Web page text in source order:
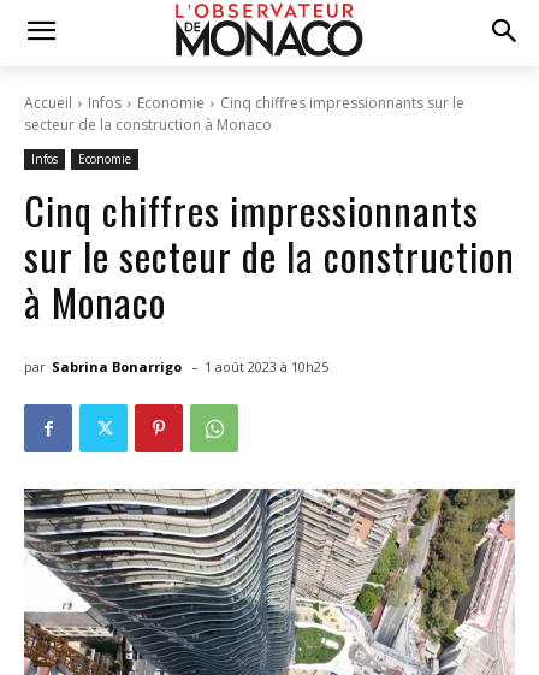
Accueil Infos Economie
Cinq chiffres impressionnants sur le
secteur de la construction à Monaco
Infos Economie
Cinq chiffres impressionnants
sur le secteur de la construction
à Monaco
par Sabrina Bonarrigo - 1 août 2023 à 10h25